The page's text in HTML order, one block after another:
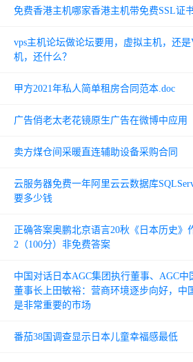
免费香港主机哪家香港主机带免费SSL证
vps主机论坛做论坛要用，虚拟主机，还是
机，还什么？
甲方2021年私人简单租房合同范本.doc
广告俏老太老花镜原生广告在微博中应用
卖方煤仓间采暖直连辅助设备采购合同
云服务器免费一年阿里云云数据库
要多少钱
正确答案奥鹏北京语言20秋《日本历史》
2（100分）非免费答案
中国对话日本AGC集团执行董事、AGC中
董事长上田敏裕：营商环境逐步向好，中
是非常重要的市场
番茄38国调查显示日本儿童幸福感最低